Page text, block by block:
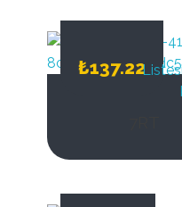
₺137.22